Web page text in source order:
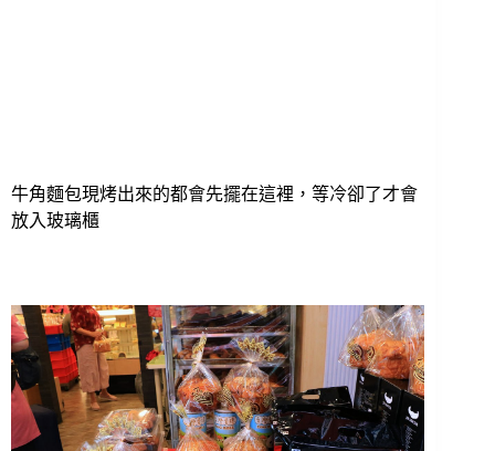
牛角麵包現烤出來的都會先擺在這裡，等冷卻了才會
放入玻璃櫃